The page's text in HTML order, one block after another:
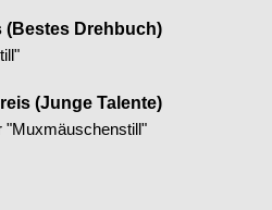
(Bestes Drehbuch)
(Junge Talente)
"Muxmäuschenstill"